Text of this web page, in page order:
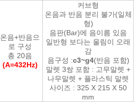
온음+반음으
로 구성
총 20음
(A=432Hz)
커브형
온음과 반음 분리 불가(일체
형)
음판(Bar)에 음이름 있음
일반형 보다는 울림이 오래
감
음구성 :c3~g4(반음 포함)
말렛 3쌍 포함 : 고무말렛 +
나무말렛 + 플라스틱 말렛
사이즈 : 325 X 215 X 50
mm